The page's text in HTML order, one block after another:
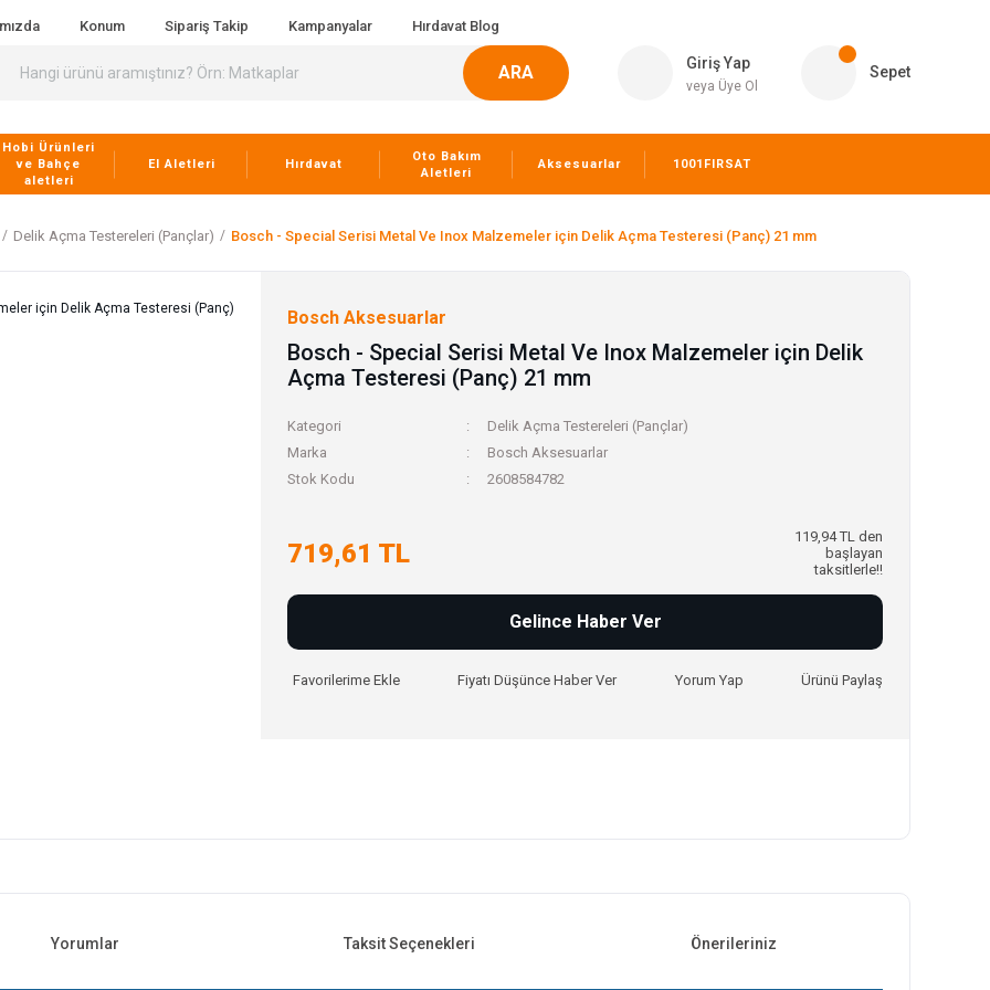
Konum Sipariş Takip Kampanyalar Hırdavat Blog
ARA Giriş Yap
veya Üye Ol
Sepet
Hobi Ürünleri
ve Bahçe
aletleri
El Aletleri Hırdavat
Oto Bakım
Aletleri
Aksesuarlar 1001FIRSAT
Delik Açma Testereleri (Pançlar) Bosch - Special Serisi Metal Ve Inox Malzemeler için Delik Açma Testeresi (Panç) 21 mm
Bosch Aksesuarlar
Bosch - Special Serisi Metal Ve Inox Malzemeler için Delik
Açma Testeresi (Panç) 21 mm
Kategori
Delik Açma Testereleri (Pançlar)
Marka
Bosch Aksesuarlar
Stok Kodu
2608584782
719,61 TL
119,94 TL den
başlayan
taksitlerle!!
Gelince Haber Ver
Fiyatı Düşünce Haber Ver Yorum Yap Ürünü Paylaş
Yorumlar Taksit Seçenekleri Önerileriniz